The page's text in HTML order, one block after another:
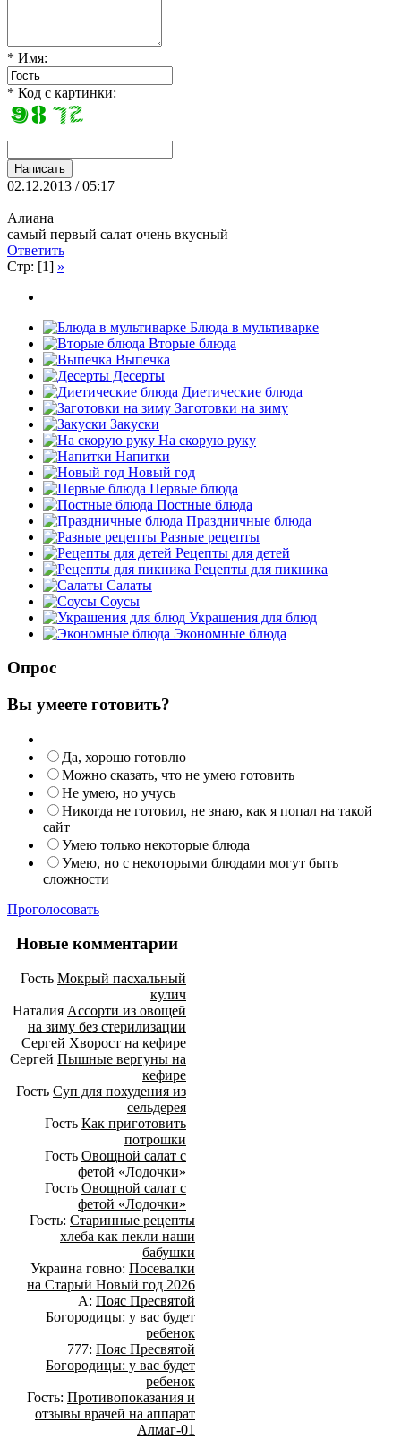
* Имя:
* Код с картинки:
02.12.2013 / 05:17
Алиана
самый первый салат очень вкусный
Ответить
Стр: [1] »
Блюда в мультиварке
Вторые блюда
Выпечка
Десерты
Диетические блюда
Заготовки на зиму
Закуски
На скорую руку
Напитки
Новый год
Первые блюда
Постные блюда
Праздничные блюда
Разные рецепты
Рецепты для детей
Рецепты для пикника
Салаты
Соусы
Украшения для блюд
Экономные блюда
Опрос
Вы умеете готовить?
Да, хорошо готовлю
Можно сказать, что не умею готовить
Не умею, но учусь
Никогда не готовил, не знаю, как я попал на такой
сайт
Умею только некоторые блюда
Умею, но с некоторыми блюдами могут быть
сложности
Проголосовать
Новые комментарии
Гость Мокрый пасхальный
кулич
Наталия Ассорти из овощей
на зиму без стерилизации
Сергей Хворост на кефире
Сергей Пышные вергуны на
кефире
Гость Суп для похудения из
сельдерея
Гость Как приготовить
потрошки
Гость Овощной салат с
фетой «Лодочки»
Гость Овощной салат с
фетой «Лодочки»
Гость: Старинные рецепты
хлеба как пекли наши
бабушки
Украина говно: Посевалки
на Старый Новый год 2026
А: Пояс Пресвятой
Богородицы: у вас будет
ребенок
777: Пояс Пресвятой
Богородицы: у вас будет
ребенок
Гость: Противопоказания и
отзывы врачей на аппарат
Алмаг-01